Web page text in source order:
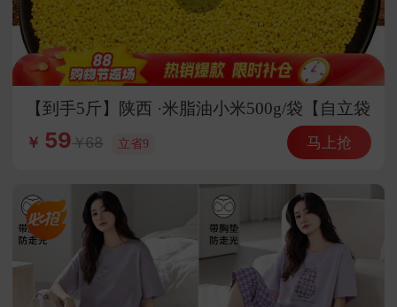
【到手5斤】陕西 ·米脂油小米500g/袋【自立袋
装】
￥ 59 68 立省9 马上抢